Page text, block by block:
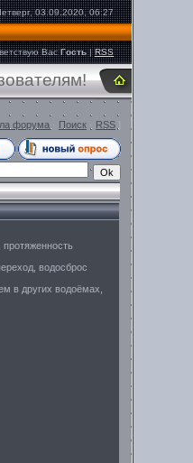
03.09.2020, 06:27
Вас Гость |RSS
форума Поиск RSS ]
водосброс
в других водоёмах,